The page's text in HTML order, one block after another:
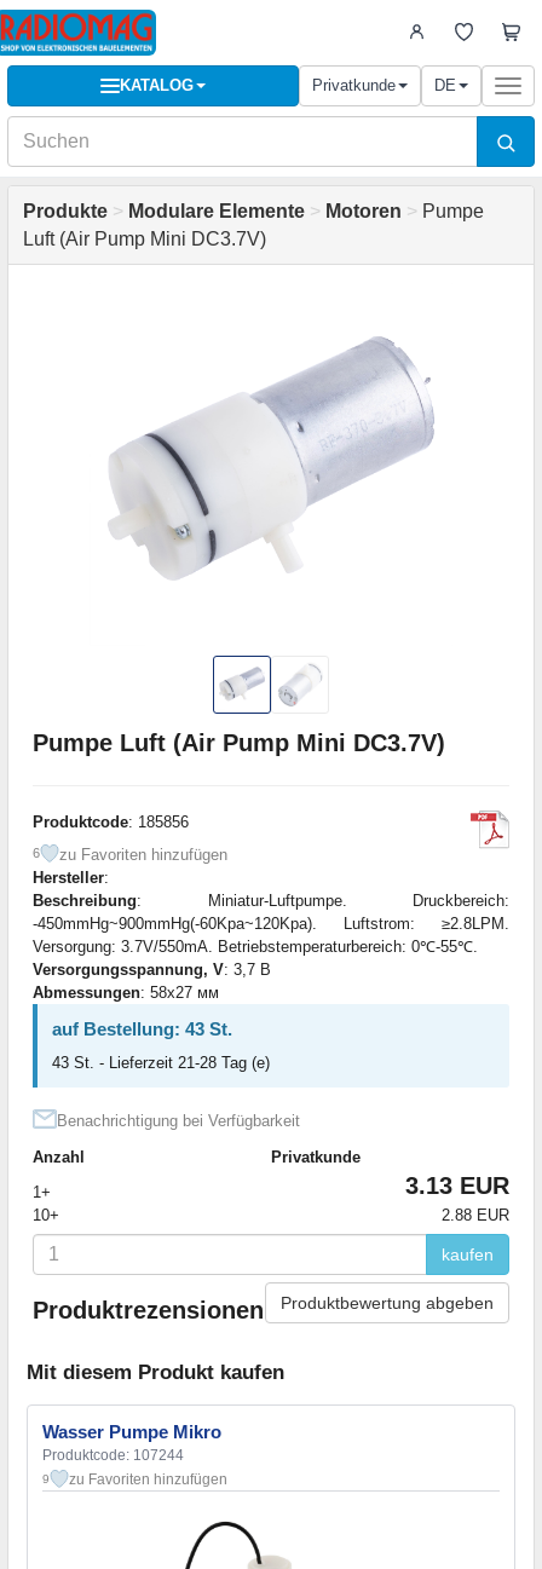
KATALOG Privatkunde DE
Produkte > Modulare Elemente > Motoren > Pumpe
Luft (Air Pump Mini DC3.7V)
Pumpe Luft (Air Pump Mini DC3.7V)
Produktcode: 185856
6
zu Favoriten hinzufügen
Hersteller:
Beschreibung: Miniatur-Luftpumpe. Druckbereich:
-450mmHg~900mmHg(-60Kpa~120Kpa). Luftstrom: ≥2.8LPM.
Versorgung: 3.7V/550mA. Betriebstemperaturbereich: 0℃-55℃.
Versorgungsspannung, V: 3,7 В
Abmessungen: 58x27 мм
auf Bestellung: 43 St.
43 St. - Lieferzeit 21-28 Tag (e)
Benachrichtigung bei Verfügbarkeit
Anzahl
Privatkunde
1+
3.13 EUR
10+ 2.88 EUR
kaufen
Produktrezensionen Produktbewertung abgeben
Mit diesem Produkt kaufen
Wasser Pumpe Mikro
Produktcode: 107244
9 zu Favoriten hinzufügen